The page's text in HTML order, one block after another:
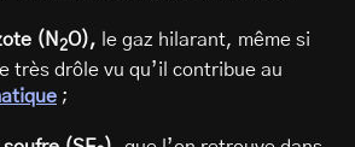
(N 2O), le gaz hilarant, même si
très drôle vu qu’il contribue au
;